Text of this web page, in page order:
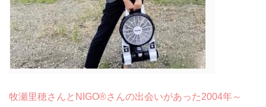
牧瀬里穂さんとNIGO®さんの出会いがあった2004年～